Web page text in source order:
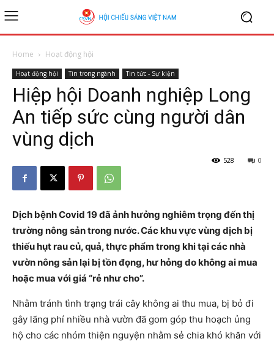
Home Hoạt động hội
Hoạt động hội Tin trong ngành Tin tức - Sự kiện
Hiệp hội Doanh nghiệp Long
An tiếp sức cùng người dân
vùng dịch
0
528
Dịch bệnh Covid 19 đã ảnh hưởng nghiêm trọng đến thị
trường nông sản trong nước. Các khu vực vùng dịch bị
thiếu hụt rau củ, quả, thực phẩm trong khi tại các nhà
vườn nông sản lại bị tồn đọng, hư hỏng do không ai mua
hoặc mua với giá “rẻ như cho”.
Nhằm tránh tình trạng trái cây không ai thu mua, bị bỏ đi
gây lãng phí nhiều nhà vườn đã gom góp thu hoạch ủng
hộ cho các nhóm thiện nguyện nhằm sẻ chia khó khăn với